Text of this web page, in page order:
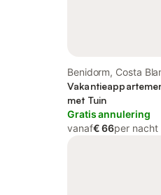
Benidorm, Costa
met Tuin
Gratis annulering
vanaf€ 66per nacht